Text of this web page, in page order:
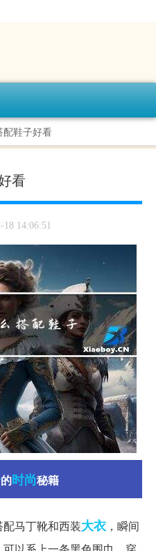
配鞋子好看
看
18 14:06:51
的时尚秘籍
马丁靴和西装大衣 ，瞬间